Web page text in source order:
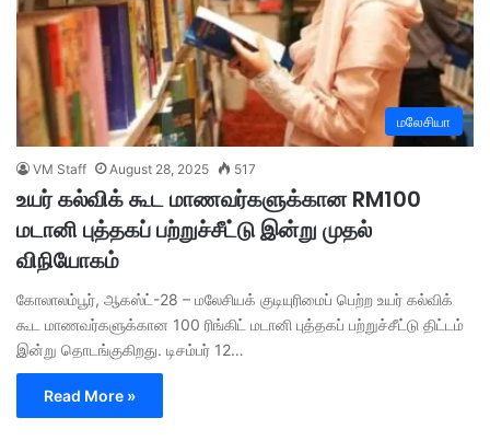
மலேசியா
VM Staff August 28, 2025 517
உயர் கல்விக் கூட மாணவர்களுக்கான RM100
மடானி புத்தகப் பற்றுச்சீட்டு இன்று முதல்
விநியோகம்
கோலாலம்பூர், ஆகஸ்ட்-28 – மலேசியக் குடியுரிமைப் பெற்ற உயர் கல்விக்
கூட மாணவர்களுக்கான 100 ரிங்கிட் மடானி புத்தகப் பற்றுச்சீட்டு திட்டம்
இன்று தொடங்குகிறது. டிசம்பர் 12…
Read More »